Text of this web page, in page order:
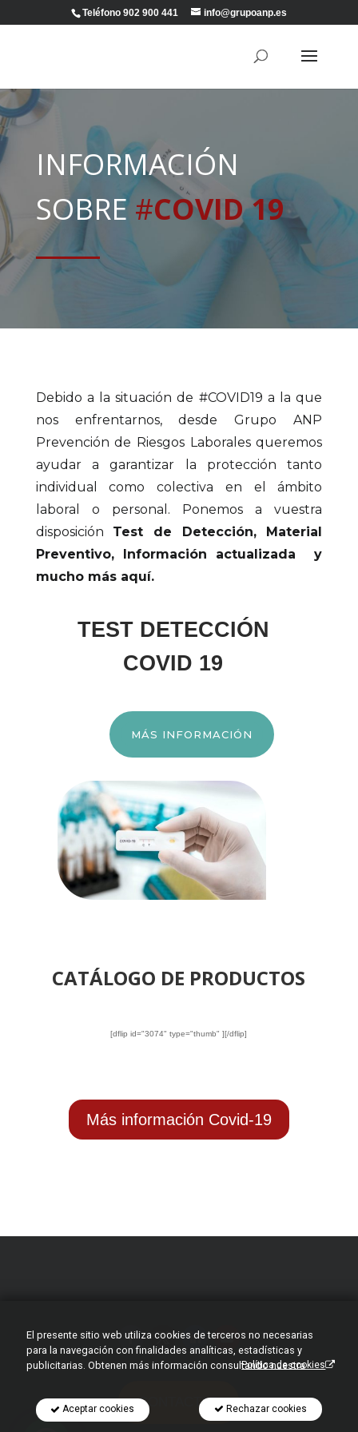
Teléfono 902 900 441 info@grupoanp.es
INFORMACIÓN
SOBRE #COVID 19
Debido a la situación de #COVID19 a la que
nos enfrentarnos, desde Grupo ANP
Prevención de Riesgos Laborales queremos
ayudar a garantizar la protección tanto
individual como colectiva en el ámbito
laboral o personal. Ponemos a vuestra
disposición Test de Detección, Material
Preventivo, Información actualizada y
mucho más aquí.
TEST DETECCIÓN
COVID 19
MÁS INFORMACIÓN
CATÁLOGO DE PRODUCTOS
[dflip id="3074" type="thumb" ][/dflip]
Más información Covid-19
CONTACTAR
El presente sitio web utiliza cookies de terceros no necesarias
para la navegación con finalidades analíticas, estadísticas y
publicitarias. Obtenen más información consultando nuestra
Política de cookies
Aceptar cookies Rechazar cookies